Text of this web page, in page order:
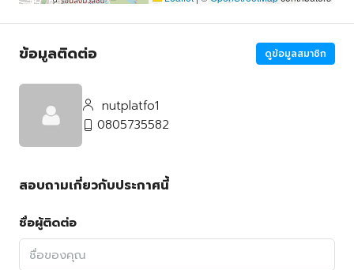
ข้อมูลติดต่อ ดูข้อมูลสมาชิก
nutplatfo1
0805735582
สอบถามเกี่ยวกับประกาศนี้
ชื่อผู้ติดต่อ